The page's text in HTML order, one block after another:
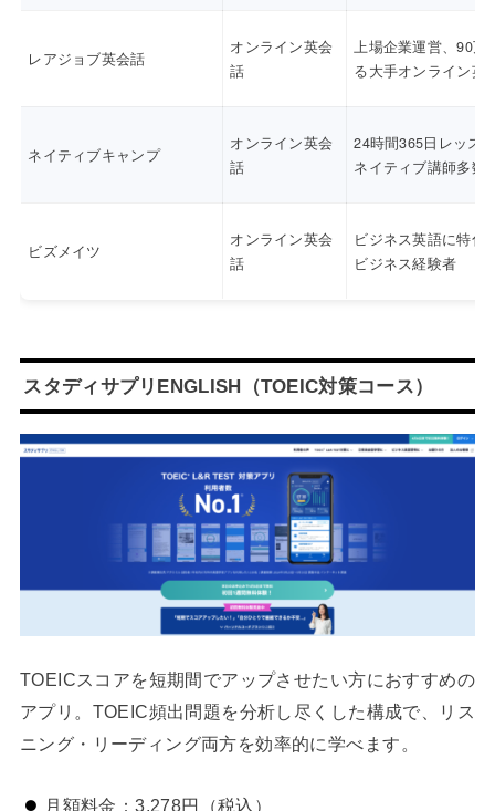
レアジョブ英会話
オンライン英会
話
上場企業運営、90万
る大手オンライン英
ネイティブキャンプ
オンライン英会
話
24時間365日レッス
ネイティブ講師多数
ビズメイツ
オンライン英会
話
ビジネス英語に特化
ビジネス経験者
スタディサプリENGLISH（TOEIC対策コース）
TOEICスコアを短期間でアップさせたい方におすすめの
アプリ。TOEIC頻出問題を分析し尽くした構成で、リス
ニング・リーディング両方を効率的に学べます。
月額料金：3,278円（税込）